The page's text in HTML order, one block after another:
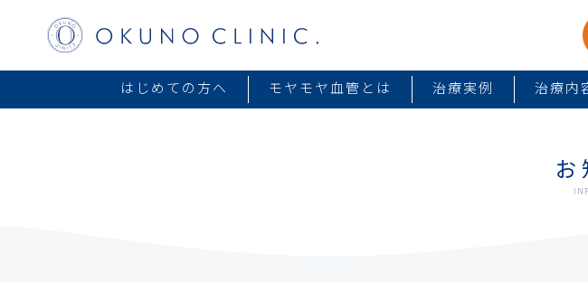
はじめての方へ モヤモヤ血管とは 治療実例 治療内
お